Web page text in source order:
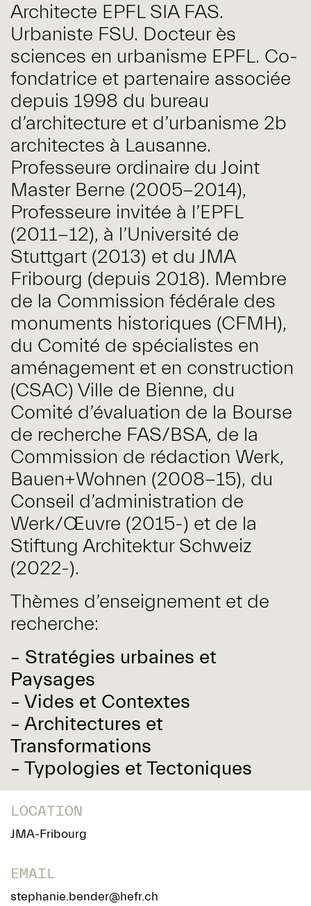
Architecte EPFL SIA FAS.
Urbaniste FSU. Docteur ès
sciences en urbanisme EPFL. Co-
fondatrice et partenaire associée
depuis 1998 du bureau
d’architecture et d’urbanisme 2b
architectes à Lausanne.
Professeure ordinaire du Joint
Master Berne (2005-2014),
Professeure invitée à l’EPFL
(2011-12), à l’Université de
Stuttgart (2013) et du JMA
Fribourg (depuis 2018). Membre
de la Commission fédérale des
monuments historiques (CFMH),
du Comité de spécialistes en
aménagement et en construction
(CSAC) Ville de Bienne, du
Comité d’évaluation de la Bourse
de recherche FAS/BSA, de la
Commission de rédaction Werk,
Bauen+Wohnen (2008-15), du
Conseil d’administration de
Werk/Œuvre (2015-) et de la
Stiftung Architektur Schweiz
(2022-).
Thèmes d’enseignement et de
recherche:
– Stratégies urbaines et
Paysages
– Vides et Contextes
– Architectures et
Transformations
– Typologies et Tectoniques
LOCATION
JMA-Fribourg
EMAIL
stephanie.bender@hefr.ch